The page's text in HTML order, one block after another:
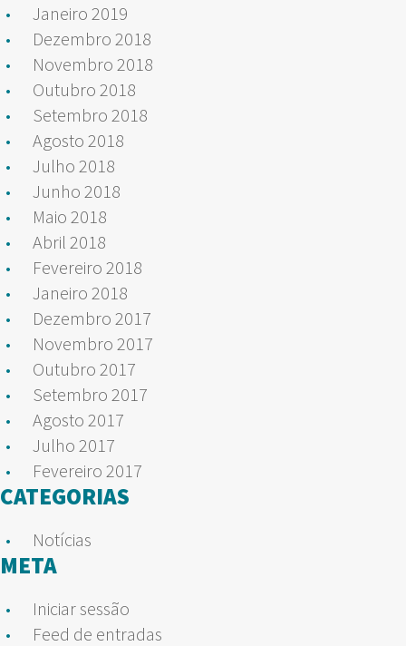
Janeiro 2019
Dezembro 2018
Novembro 2018
Outubro 2018
Setembro 2018
Agosto 2018
Julho 2018
Junho 2018
Maio 2018
Abril 2018
Fevereiro 2018
Janeiro 2018
Dezembro 2017
Novembro 2017
Outubro 2017
Setembro 2017
Agosto 2017
Julho 2017
Fevereiro 2017
CATEGORIAS
Notícias
META
Iniciar sessão
Feed de entradas